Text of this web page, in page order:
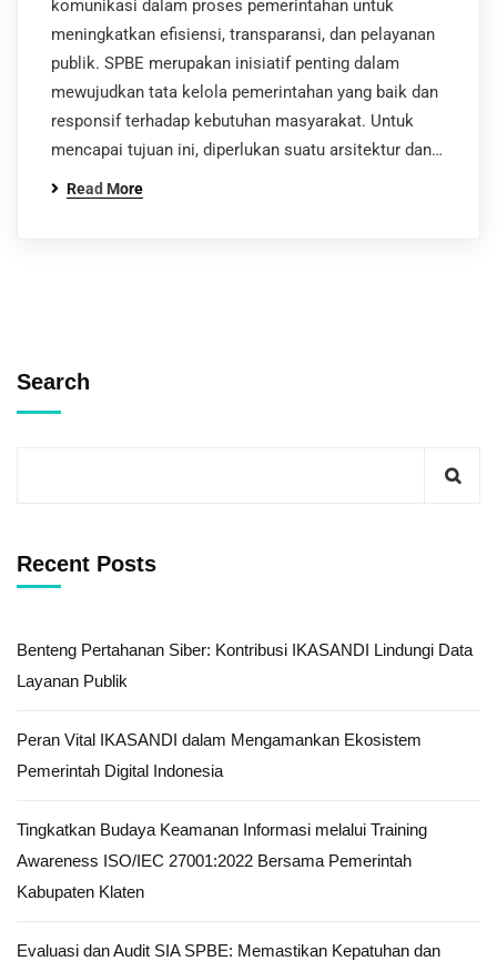
komunikasi dalam proses pemerintahan untuk
meningkatkan efisiensi, transparansi, dan pelayanan
publik. SPBE merupakan inisiatif penting dalam
mewujudkan tata kelola pemerintahan yang baik dan
responsif terhadap kebutuhan masyarakat. Untuk
mencapai tujuan ini, diperlukan suatu arsitektur dan…
Read More
Search
Recent Posts
Benteng Pertahanan Siber: Kontribusi IKASANDI Lindungi Data
Layanan Publik
Peran Vital IKASANDI dalam Mengamankan Ekosistem
Pemerintah Digital Indonesia
Tingkatkan Budaya Keamanan Informasi melalui Training
Awareness ISO/IEC 27001:2022 Bersama Pemerintah
Kabupaten Klaten
Evaluasi dan Audit SIA SPBE: Memastikan Kepatuhan dan